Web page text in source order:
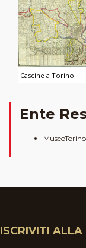
Cascine a Torino
Ente
MuseoTorino
ISCRIVITI